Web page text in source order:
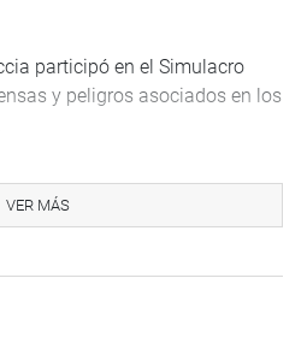
participó en el Simulacro
y peligros asociados en los
autoridades y población en
por la seguridad
ministro del interior hizo entrega
para la lucha frontal contra
VER MÁS